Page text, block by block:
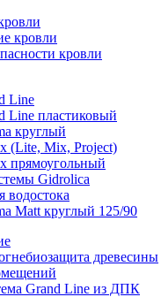
кровли
кровли
Line
Line пластиковый
круглый
(Lite, Mix, Project)
прямоугольный
Gidrolica
водостока
Matt круглый 125/90
древесины
Grand Line из ДПК